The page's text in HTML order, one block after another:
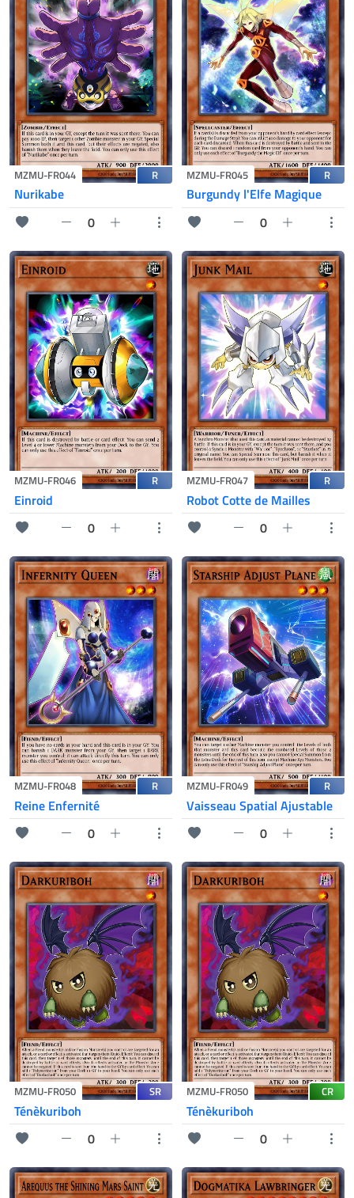
MZMU-FR044 R
Nurikabe
0
MZMU-FR045 R
Burgundy l'Elfe Magique
0
MZMU-FR046 R
Einroid
0
MZMU-FR047 R
Robot Cotte de Mailles
0
MZMU-FR048 R
Reine Enfernité
0
MZMU-FR049 R
Vaisseau Spatial Ajustable
0
MZMU-FR050 SR
Ténèkuriboh
0
MZMU-FR050 CR
Ténèkuriboh
0